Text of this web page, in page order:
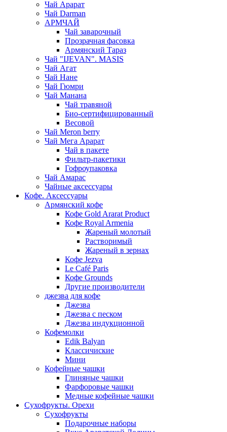
Чай Арарат
Чай Darman
АРМЧАЙ
Чай заварочный
Прозрачная фасовка
Армянский Тараз
Чай "IJEVAN". MASIS
Чай Агат
Чай Нане
Чай Гюмри
Чай Манана
Чай травяной
Био-сертифицированный
Весовой
Чай Meron berry
Чай Мега Арарат
Чай в пакете
Фильтр-пакетики
Гофроупаковка
Чай Амарас
Чайные аксессуары
Кофе. Аксессуары
Армянский кофе
Кофе Gold Ararat Product
Кофе Royal Armenia
Жареный молотый
Растворимый
Жареный в зернах
Кофе Jezva
Le Café Paris
Кофе Grounds
Другие производители
джезва для кофе
Джезва
Джезва с песком
Джезва индукционной
Кофемолки
Edik Balyan
Классичиские
Мини
Кофейные чашки
Глиняные чашки
Фарфоровые чашки
Медные кофейные чашки
Сухофрукты. Орехи
Сухофрукты
Подарочные наборы